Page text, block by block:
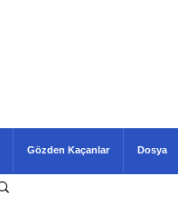
Gözden Kaçanlar Dosya